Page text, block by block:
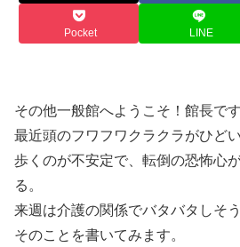
Pocket LINE
その他一般館へようこそ！館長です
最近頭のフワフワクラクラがひど
歩くのが不安定で、転倒の恐怖心
る。
来週は介護の関係でバタバタしそう
そのことを書いてみます。